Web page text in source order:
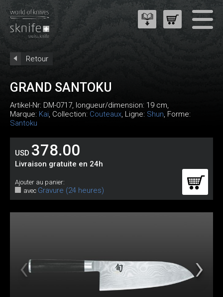
Retour
GRAND SANTOKU
Artikel-Nr: DM-0717, longueur/dimension: 19 cm,
Marque: Kai, Collection: Couteaux, Ligne: Shun, Forme:
Santoku
USD 378.00
Livraison gratuite en 24h
Ajouter au panier:
avec Gravure (24 heures)